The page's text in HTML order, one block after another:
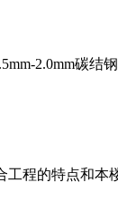
2.0mm碳结
程的特点和本